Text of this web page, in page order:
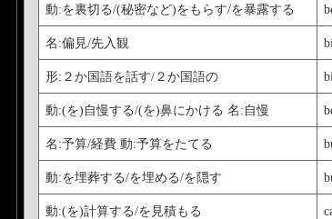
動:を裏切る/(秘密など)をもらす/を暴露する
名:偏見/先入観
形:２か国語を話す/２か国語の
動:(を)自慢する/(を)鼻にかける 名:自慢
名:予算/経費 動:予算をたてる
動:を埋葬する/を埋める/を隠す
動:(を)計算する/を見積もる